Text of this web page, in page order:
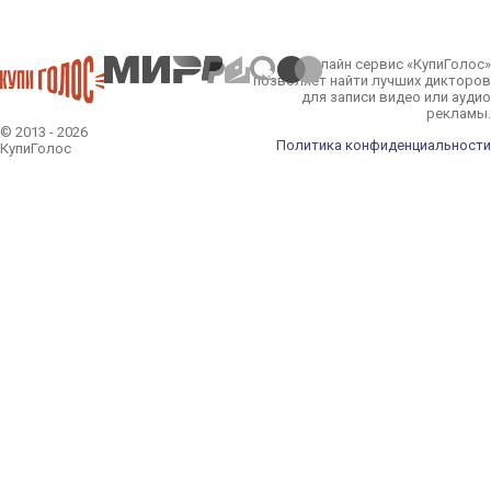
© 2013 - 2026
КупиГолос
Онлайн сервис «КупиГолос»
позволяет найти лучших дикторов
для записи видео или аудио
рекламы.
Политика конфиденциальности